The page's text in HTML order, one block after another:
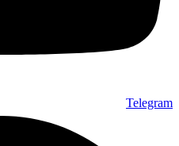
Telegram